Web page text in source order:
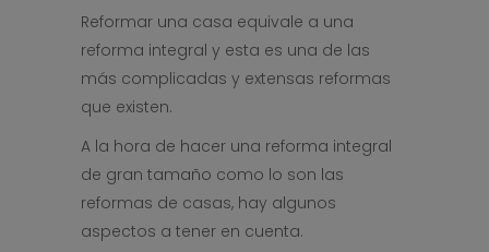
Reformar una casa equivale a una
reforma integral y esta es una de las
más complicadas y extensas reformas
que existen.
A la hora de hacer una reforma integral
de gran tamaño como lo son las
reformas de casas, hay algunos
aspectos a tener en cuenta.